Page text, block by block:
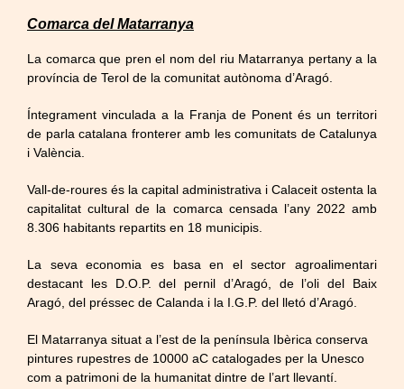
Comarca del Matarranya
La comarca que pren el nom del riu Matarranya pertany a la
província de Terol de la comunitat autònoma d’Aragó.
Íntegrament vinculada a la Franja de Ponent és un territori
de parla catalana fronterer amb les comunitats de Catalunya
i València.
Vall-de-roures és la capital administrativa i Calaceit ostenta la
capitalitat cultural de la comarca censada l’any 2022 amb
8.306 habitants repartits en 18 municipis.
La seva economia es basa en el sector agroalimentari
destacant les D.O.P. del pernil d’Aragó, de l’oli del Baix
Aragó, del préssec de Calanda i la I.G.P. del lletó d’Aragó.
El Matarranya situat a l’est de la península Ibèrica conserva
pintures rupestres de 10000 aC catalogades per la Unesco
com a patrimoni de la humanitat dintre de l’art llevantí.